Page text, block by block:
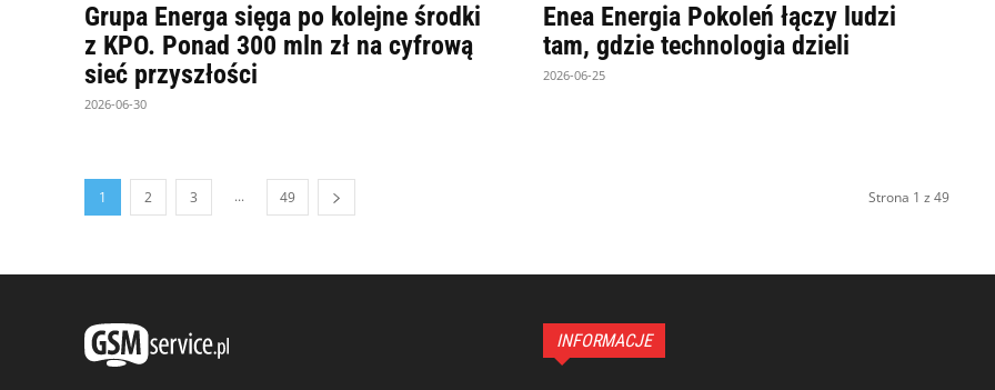
Grupa Energa sięga po kolejne środki
z KPO. Ponad 300 mln zł na cyfrową
sieć przyszłości
2026-06-30
Enea Energia Pokoleń łączy ludzi
tam, gdzie technologia dzieli
2026-06-25
1 2 3 ... 49 Strona 1 z 49
INFORMACJE